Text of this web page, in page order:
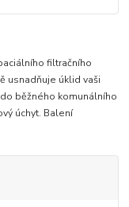
filtračního
usnadňuje úklid vaši
běžného komunálního
úchyt. Balení